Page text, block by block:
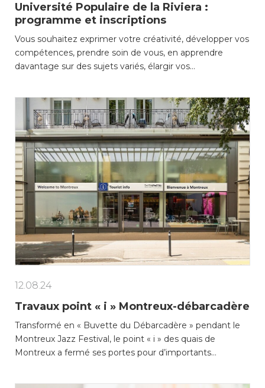
Université Populaire de la Riviera :
programme et inscriptions
Vous souhaitez exprimer votre créativité, développer vos
compétences, prendre soin de vous, en apprendre
davantage sur des sujets variés, élargir vos…
12.08.24
Travaux point « i » Montreux-débarcadère
Transformé en « Buvette du Débarcadère » pendant le
Montreux Jazz Festival, le point « i » des quais de
Montreux a fermé ses portes pour d’importants…